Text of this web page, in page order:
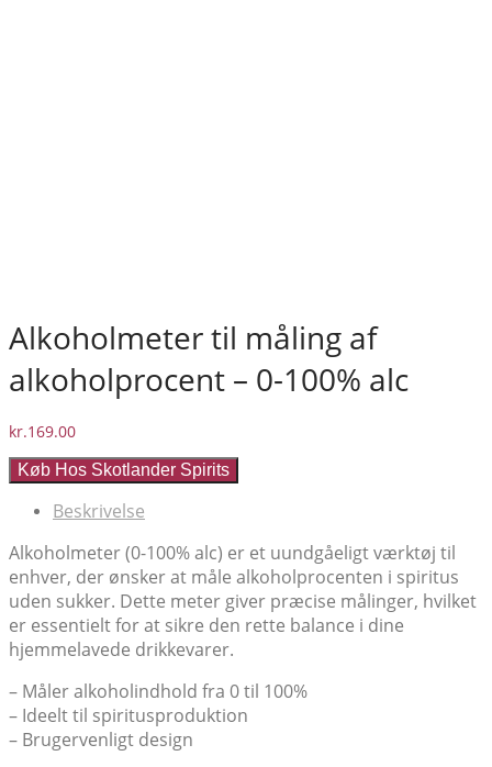
Alkoholmeter til måling af
alkoholprocent – 0-100% alc
kr.169.00
Køb Hos Skotlander Spirits
Beskrivelse
Alkoholmeter (0-100% alc) er et uundgåeligt værktøj til
enhver, der ønsker at måle alkoholprocenten i spiritus
uden sukker. Dette meter giver præcise målinger, hvilket
er essentielt for at sikre den rette balance i dine
hjemmelavede drikkevarer.
– Måler alkoholindhold fra 0 til 100%
– Ideelt til spiritusproduktion
– Brugervenligt design